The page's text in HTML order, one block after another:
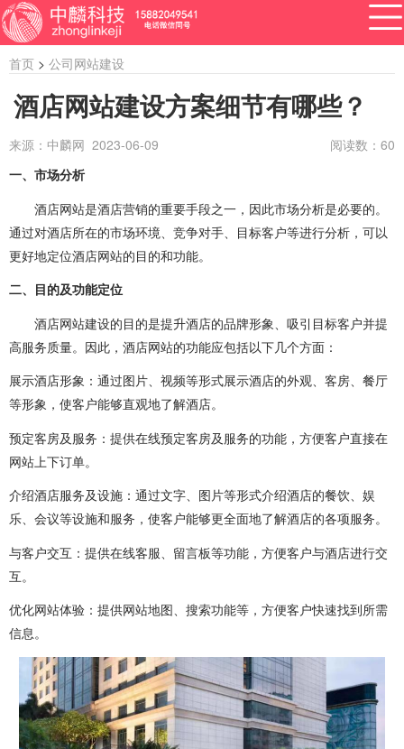
软件开发 系统开发 管理系统开发
企业管理系统开发 公众号开发
公众号定制开发
公众号开发费用 做公众号 公众号开发问题
ERP系统开发 做ERP系统 OA系统开发
成都app开发
app开发公司 app制作公司 手机app开发
企业网站建设 企业网站制作 公司网站建设
公司网站制作 企业网站设计 企业建网站
企业做网站 手机网站制作 手机网站建设
成都网站建设 成都网站制作 网站建设费用
首页 > 公司网站建设
酒店网站建设方案细节有哪些？
来源：中麟网 2023-06-09 阅读数： 60
一、市场分析
酒店网站是酒店营销的重要手段之一，因此市场分析是必要的。
通过对酒店所在的市场环境、竞争对手、目标客户等进行分析，可以
更好地定位酒店网站的目的和功能。
二、目的及功能定位
酒店网站建设的目的是提升酒店的品牌形象、吸引目标客户并提
高服务质量。因此，酒店网站的功能应包括以下几个方面：
展示酒店形象：通过图片、视频等形式展示酒店的外观、客房、餐厅
等形象，使客户能够直观地了解酒店。
预定客房及服务：提供在线预定客房及服务的功能，方便客户直接在
网站上下订单。
介绍酒店服务及设施：通过文字、图片等形式介绍酒店的餐饮、娱
乐、会议等设施和服务，使客户能够更全面地了解酒店的各项服务。
与客户交互：提供在线客服、留言板等功能，方便客户与酒店进行交
互。
优化网站体验：提供网站地图、搜索功能等，方便客户快速找到所需
信息。